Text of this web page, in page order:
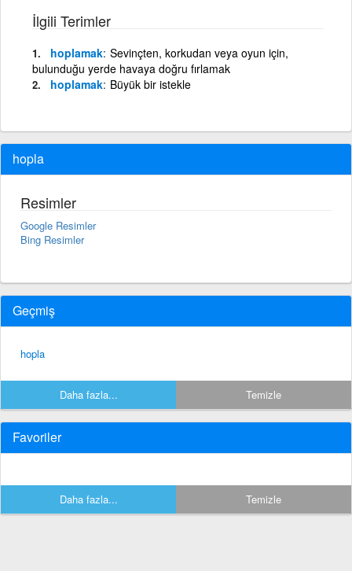
İlgili Terimler
hoplamak Sevinçten, korkudan veya oyun için,
bulunduğu yerde havaya doğru fırlamak
hoplamak Büyük bir istekle
hopla
Resimler
Google Resimler
Bing Resimler
Geçmiş
hopla
Daha fazla... Temizle
Favoriler
Daha fazla... Temizle